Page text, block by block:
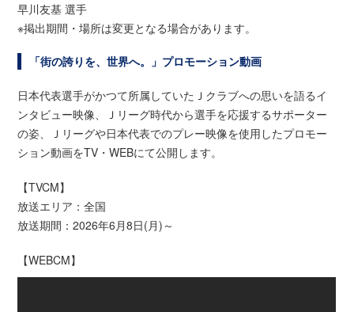
早川友基 選手
※掲出期間・場所は変更となる場合があります。
「街の誇りを、世界へ。」プロモーション動画
日本代表選手がかつて所属していたＪクラブへの思いを語るイ
ンタビュー映像、Ｊリーグ時代から選手を応援するサポーター
の姿、Ｊリーグや日本代表でのプレー映像を使用したプロモー
ション動画をTV・WEBにて公開します。
【TVCM】
放送エリア：全国
放送期間：2026年6月8日(月)～
【WEBCM】